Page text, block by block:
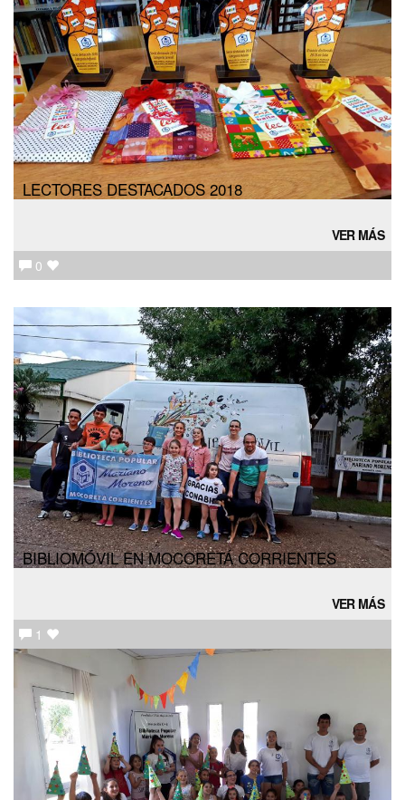
LECTORES DESTACADOS 2018
VER MÁS
0
BIBLIOMÓVIL EN MOCORETÁ CORRIENTES
VER MÁS
1